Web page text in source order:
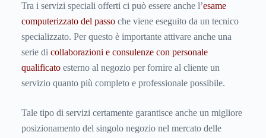
Tra i servizi speciali offerti ci può essere anche l’esame
computerizzato del passo che viene eseguito da un tecnico
specializzato. Per questo è importante attivare anche una
serie di collaborazioni e consulenze con personale
qualificato esterno al negozio per fornire al cliente un
servizio quanto più completo e professionale possibile.
Tale tipo di servizi certamente garantisce anche un migliore
posizionamento del singolo negozio nel mercato delle